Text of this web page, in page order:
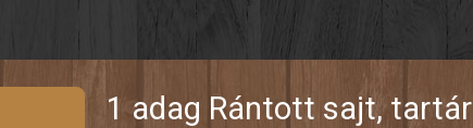
1 adag Rántott sajt, tartár